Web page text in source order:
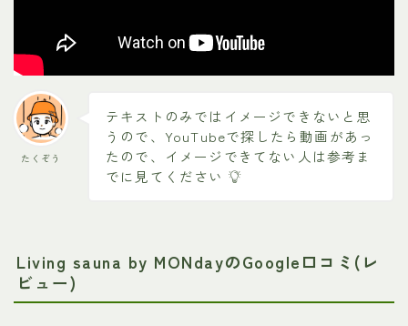
たくぞう
テキストのみではイメージできないと思
うので、YouTubeで探したら動画があっ
たので、イメージできてない人は参考ま
でに見てください
Living sauna by MONdayのGoogle口コミ(レ
ビュー)